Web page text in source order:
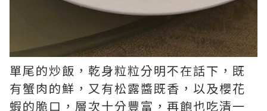
單尾的炒飯，乾身粒粒分明不在話下，既
有蟹肉的鮮，又有松露醬既香，以及櫻花
蝦的脆口，層次十分豐富，再飽也吃清一